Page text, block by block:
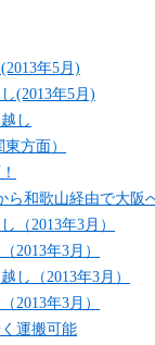
年5月)
(2013年5月)
し
方面）
ら和歌山経由で大阪
（2013年3月）
2013年3月）
し（2013年3月）
2013年3月）
運搬可能